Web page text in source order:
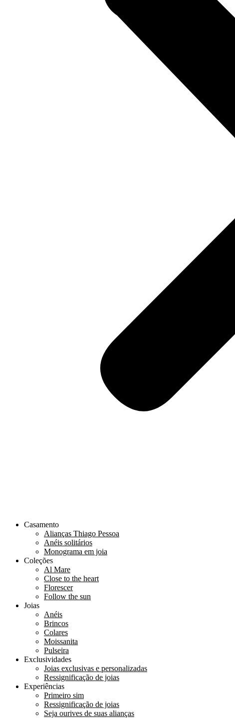
Casamento
Alianças Thiago Pessoa
Anéis solitários
Monograma em joia
Coleções
Al Mare
Close to the heart
Florescer
Follow the sun
Joias
Anéis
Brincos
Colares
Moissanita
Pulseira
Exclusividades
Joias exclusivas e personalizadas
Ressignificação de joias
Experiências
Primeiro sim
Ressignificação de joias
Seja ourives de suas alianças